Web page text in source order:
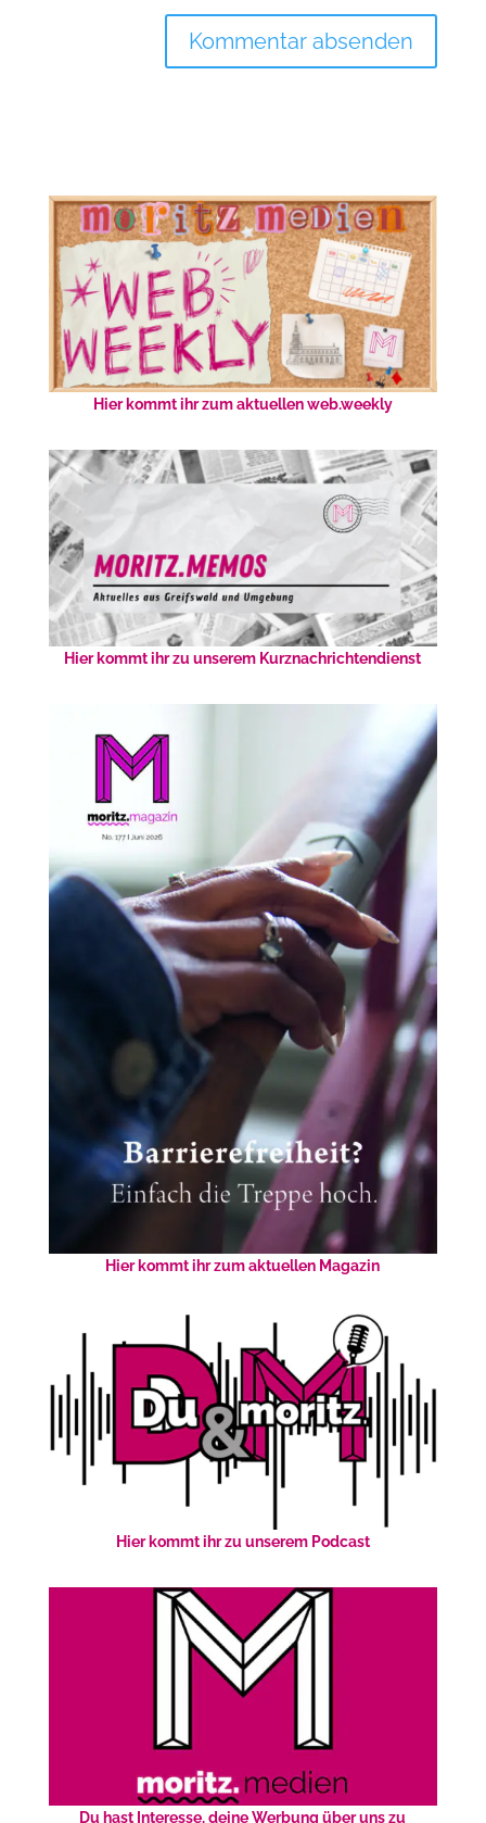
Hier kommt ihr zum aktuellen web.weekly
Hier kommt ihr zu unserem Kurznachrichtendienst
Hier kommt ihr zum aktuellen Magazin
Hier kommt ihr zu unserem Podcast
Du hast Interesse, deine Werbung über uns zu